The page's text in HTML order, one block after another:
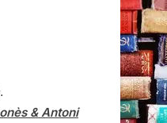
.
& Antoni